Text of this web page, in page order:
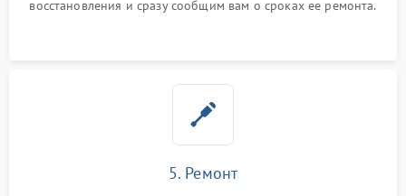
восстановления и сразу сообщим вам о сроках ее ремонта.
5. Ремонт